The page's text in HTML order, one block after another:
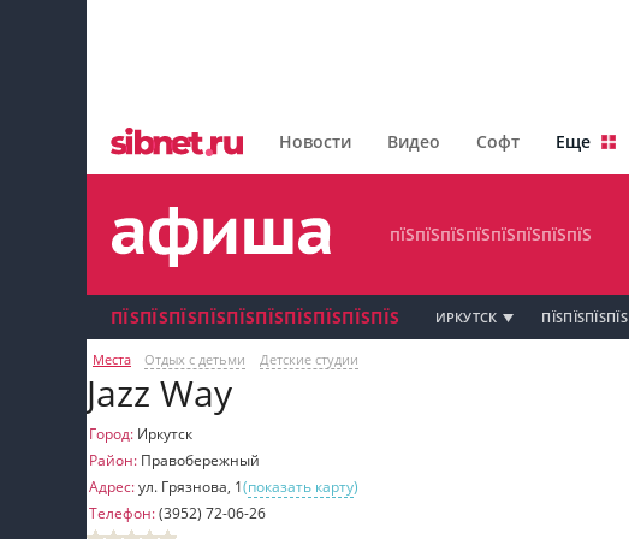
Новости Видео Софт Еще
пїЅпїЅпїЅпїЅпїЅпїЅпїЅпїЅ
пїЅпїЅпїЅпїЅпїЅпїЅпїЅ
пїЅпїЅпїЅ пїЅпїЅпїЅпїЅпїЅпїЅпїЅ пїЅпїЅ
пїЅпїЅпїЅпїЅпїЅ
пїЅпїЅпїЅ пїЅпїЅпїЅпїЅпїЅпїЅпїЅ
пїЅпїЅпїЅпїЅпїЅпїЅпїЅпїЅ
ПЇЅПЇЅПЇЅПЇЅПЇЅПЇЅПЇЅПЇЅПЇЅПЇЅ ИРКУТСК
Места Отдых с детьми Детские студии
Jazz Way
Город: Иркутск
Район: Правобережный
Адрес:ул. Грязнова, 1(показать карту)
Телефон:(3952) 72-06-26